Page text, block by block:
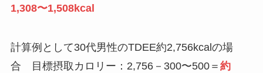
1,308〜1,508kcal
計算例として30代男性のTDEE約2,756kcalの場
合 目標摂取カロリー：2,756－300〜500＝ 約